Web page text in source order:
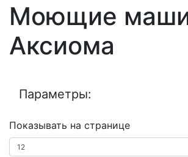
Моющие
Аксиома
Параметры:
Показывать на странице